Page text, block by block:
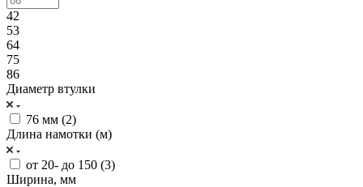
42
53
64
75
86
Диаметр втулки
76 мм (2)
Длина намотки (м)
от 20- до 150 (3)
Ширина, мм